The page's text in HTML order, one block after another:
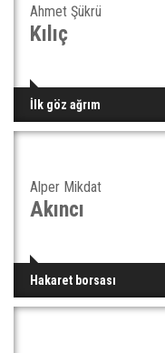
Ahmet Şükrü
Kılıç
İlk göz ağrım
Alper Mikdat
Akıncı
Hakaret borsası